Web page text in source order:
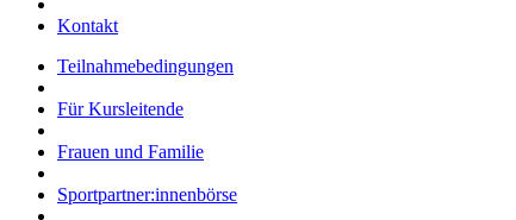
Kontakt
Teilnahmebedingungen
Für Kursleitende
Frauen und Familie
Sportpartner:innenbörse